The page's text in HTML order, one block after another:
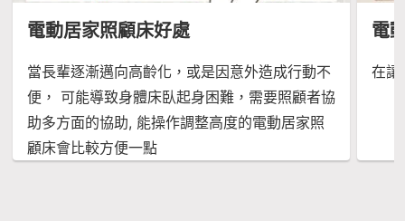
電動居家照顧床好處
當長輩逐漸邁向高齡化，或是因意外造成行動不
便， 可能導致身體床臥起身困難，需要照顧者協
助多方面的協助, 能操作調整高度的電動居家照
顧床會比較方便一點
電
在讓